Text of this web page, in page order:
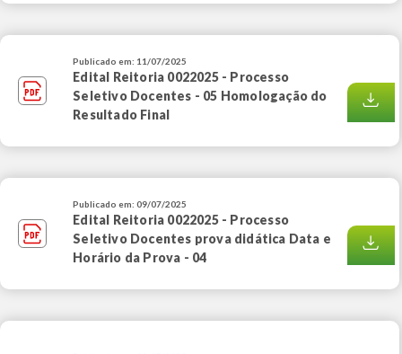
Publicado em: 11/07/2025
Edital Reitoria 0022025 - Processo
Seletivo Docentes - 05 Homologação do
Resultado Final
Publicado em: 09/07/2025
Edital Reitoria 0022025 - Processo
Seletivo Docentes prova didática Data e
Horário da Prova - 04